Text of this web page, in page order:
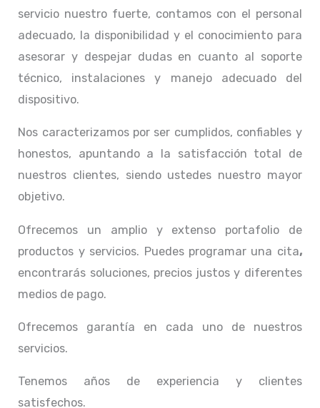
servicio nuestro fuerte, contamos con el personal
adecuado, la disponibilidad y el conocimiento para
asesorar y despejar dudas en cuanto al soporte
técnico, instalaciones y manejo adecuado del
dispositivo.
Nos caracterizamos por ser cumplidos, confiables y
honestos, apuntando a la satisfacción total de
nuestros clientes, siendo ustedes nuestro mayor
objetivo.
Ofrecemos un amplio y extenso portafolio de
productos y servicios. Puedes programar una cita,
encontrarás soluciones, precios justos y diferentes
medios de pago.
Ofrecemos garantía en cada uno de nuestros
servicios.
Tenemos años de experiencia y clientes
satisfechos.